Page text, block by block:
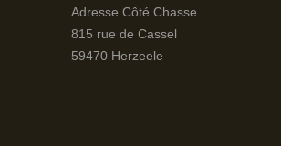
Adresse Côté Chasse
815 rue de Cassel
59470 Herzeele